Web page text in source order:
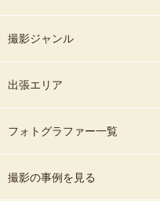
撮影ジャンル
出張エリア
フォトグラファー一覧
撮影の事例を見る